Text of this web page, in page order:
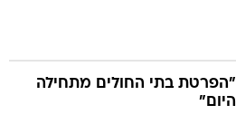
"הפרטת בתי החולים מתחילה
היום"